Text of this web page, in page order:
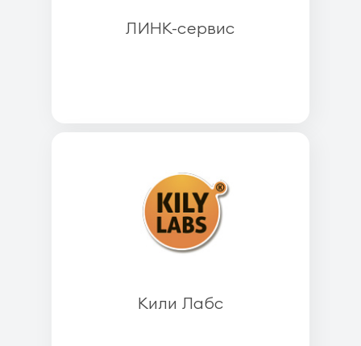
ЛИНК-сервис
Кили Лабс